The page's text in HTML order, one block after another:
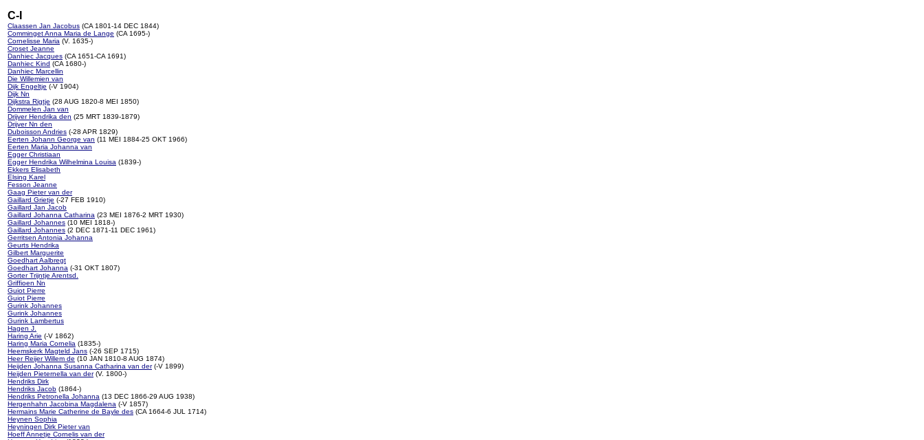
C-I
Claassen Jan Jacobus (CA 1801-14 DEC 1844)
Comminget Anna Maria de Lange (CA 1695-)
Cornelisse Maria (V. 1635-)
Croset Jeanne
Danhiec Jacques (CA 1651-CA 1691)
Danhiec Kind (CA 1680-)
Danhiec Marcellin
Die Willemien van
Dijk Engeltje (-V 1904)
Dijk Nn
Dijkstra Rigtje (28 AUG 1820-8 MEI 1850)
Dommelen Jan van
Drijver Hendrika den (25 MRT 1839-1879)
Drijver Nn den
Duboisson Andries (-28 APR 1829)
Eerten Johann George van (11 MEI 1884-25 OKT 1966)
Eerten Maria Johanna van
Egger Christiaan
Egger Hendrika Wilhelmina Louisa (1839-)
Ekkers Elisabeth
Elsing Karel
Fesson Jeanne
Gaag Pieter van der
Gaillard Grietje (-27 FEB 1910)
Gaillard Jan Jacob
Gaillard Johanna Catharina (23 MEI 1876-2 MRT 1930)
Gaillard Johannes (10 MEI 1818-)
Gaillard Johannes (2 DEC 1871-11 DEC 1961)
Gerritsen Antonia Johanna
Geurts Hendrika
Gilbert Marguerite
Goedhart Aalbregt
Goedhart Johanna (-31 OKT 1807)
Gorter Trijntje Arentsd.
Griffioen Nn
Guiot Pierre
Guiot Pierre
Gurink Johannes
Gurink Johannes
Gurink Lambertus
Hagen J.
Haring Arie (-V 1862)
Haring Maria Cornelia (1835-)
Heemskerk Magteld Jans (-26 SEP 1715)
Heer Reijer Willem de (10 JAN 1810-8 AUG 1874)
Heijden Johanna Susanna Catharina van der(-V 1899)
Heijden Pieternella van der(V. 1800-)
Hendriks Dirk
Hendriks Jacob (1864-)
Hendriks Petronella Johanna (13 DEC 1866-29 AUG 1938)
Hergenhahn Jacobina Magdalena (-V 1857)
Hermains Marie Catherine de Bayle des (CA 1664-6 JUL 1714)
Heynen Sophia
Heyningen Dirk Pieter van
Hoeff Annetje Cornelis van der